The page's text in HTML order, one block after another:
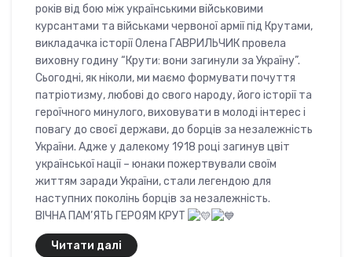
років від бою між українськими військовими
курсантами та військами червоної армії під Крутами,
викладачка історії Олена ГАВРИЛЬЧИК провела
виховну годину “Крути: вони загинули за Україну”.
Сьогодні, як ніколи, ми маємо формувати почуття
патріотизму, любові до свого народу, його історії та
героїчного минулого, виховувати в молоді інтерес і
повагу до своєї держави, до борців за незалежність
України. Адже у далекому 1918 році загинув цвіт
української нації – юнаки пожертвували своїм
життям заради України, стали легендою для
наступних поколінь борців за незалежність.
ВІЧНА ПАМ’ЯТЬ ГЕРОЯМ КРУТ
Читати далі